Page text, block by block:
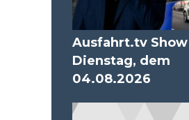
Ausfahrt.tv
Dienstag, dem
04.08.2026